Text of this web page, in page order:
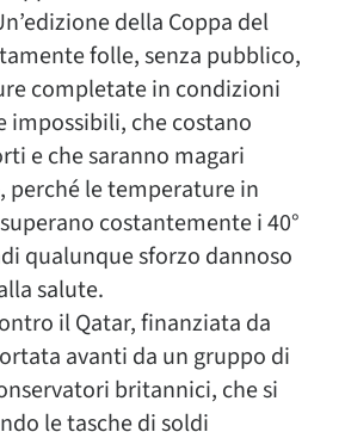
della Coppa del
folle, senza pubblico,
completate in condizioni
impossibili, che costano
e che saranno magari
perché le temperature in
costantemente i 40°
qualunque sforzo dannoso
salute.
il Qatar, finanziata da
avanti da un gruppo di
britannici, che si
le tasche di soldi